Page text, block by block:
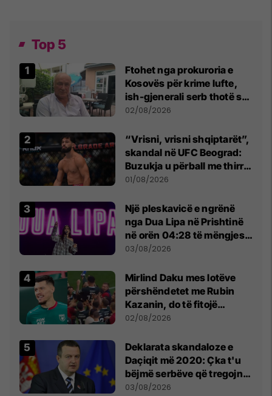
Top 5
Ftohet nga prokuroria e
Kosovës për krime lufte,
ish-gjenerali serb thotë se
dikush e tradhtoi në
02/08/2026
“Vrisni, vrisni shqiptarët”,
skandal në UFC Beograd:
Buzukja u përball me thirrje
anti-shqiptare nga
01/08/2026
Një pleskavicë e ngrënë
nga Dua Lipa në Prishtinë
në orën 04:28 të mëngjesit
- dhe bota digjitale serbe
03/08/2026
Mirlind Daku mes lotëve
përshëndetet me Rubin
Kazanin, do të fitojë
miliona te Spartak Moska
02/08/2026
​Deklarata skandaloze e
Daçiqit më 2020: Çka t'u
bëjmë serbëve që tregojnë
ku janë varrosur shqiptarët
03/08/2026